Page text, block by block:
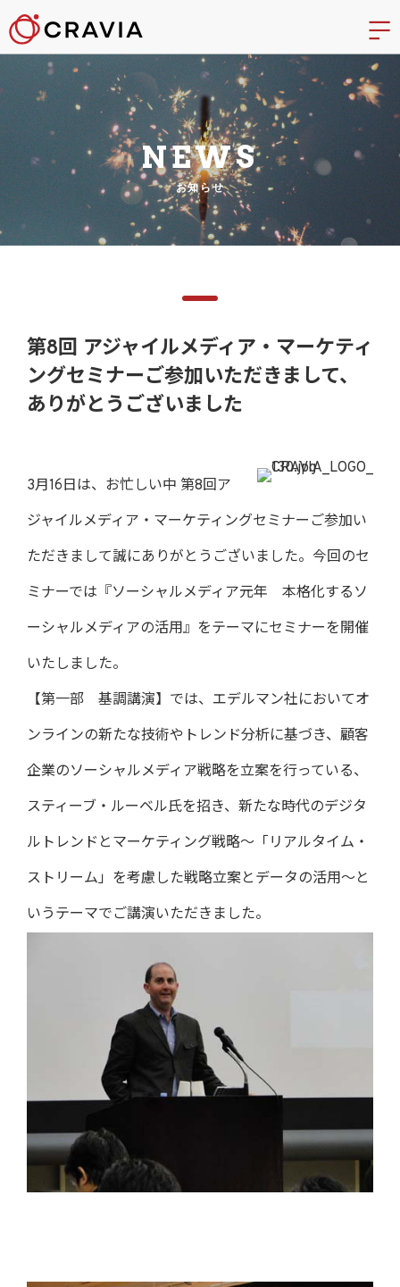
NEWS
お知らせ
第8回 アジャイルメディア・マーケティ
ングセミナーご参加いただきまして、
ありがとうございました
3月16日は、お忙しい中 第8回ア
ジャイルメディア・マーケティングセミナーご参加い
ただきまして誠にありがとうございました。今回のセ
ミナーでは『ソーシャルメディア元年 本格化するソ
ーシャルメディアの活用』をテーマにセミナーを開催
いたしました。
【第一部 基調講演】では、エデルマン社においてオ
ンラインの新たな技術やトレンド分析に基づき、顧客
企業のソーシャルメディア戦略を立案を行っている、
スティーブ・ルーベル氏を招き、新たな時代のデジタ
ルトレンドとマーケティング戦略～「リアルタイム・
ストリーム」を考慮した戦略立案とデータの活用～と
いうテーマでご講演いただきました。